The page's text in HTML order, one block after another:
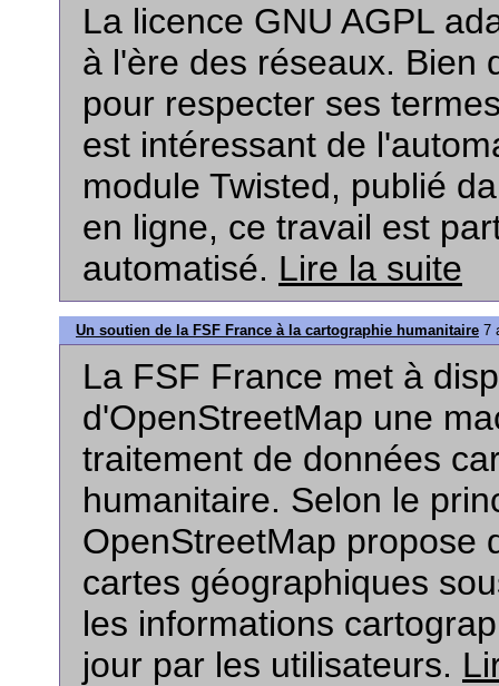
La licence GNU AGPL
à l'ère des réseaux. Bien
pour respecter ses
est intéressant de
module Twisted, publié
en ligne, ce travail est
automatisé. Lire la suite
Un soutien de la FSF France à la cartographie humanitaire 7
La FSF France met à
d'OpenStreetMap une
traitement de données
humanitaire. Selon le
OpenStreetMap propose
cartes géographiques
les informations
jour par les utilisateurs.